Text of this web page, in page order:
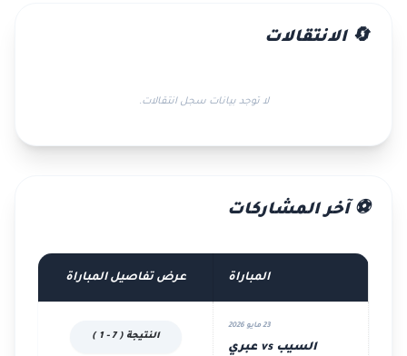
🔄 الانتقالات
لا توجد بيانات سجل انتقالات.
⚽ آخر المشاركات
المباراة عرض تفاصيل المباراة
23 مايو 2026
السيب vs عبري
النتيجة ( 7 - 1 )